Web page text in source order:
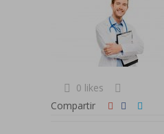
0 likes
Compartir